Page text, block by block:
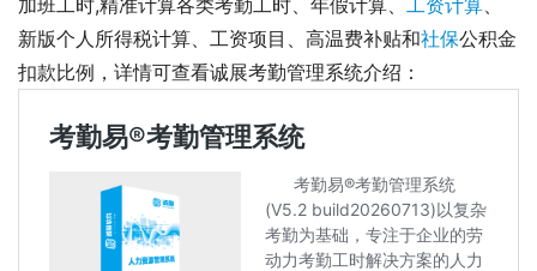
新版个人所得税计算、工资项目、高温费补贴和社保公积金
扣款比例，详情可查看诚展考勤管理系统介绍：